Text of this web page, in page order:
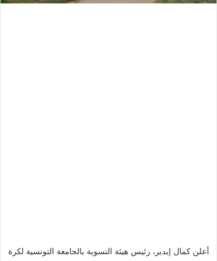
أعلن كمال إيدير، رئيس هيئة التسوية بالجامعة التونسية لكرة